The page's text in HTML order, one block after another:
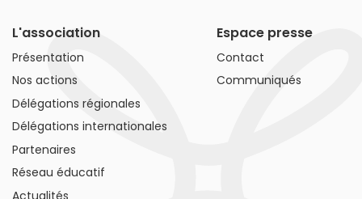
L'association
Présentation
Nos actions
Délégations régionales
Délégations internationales
Partenaires
Réseau éducatif
Actualités
Espace presse
Contact
Communiqués